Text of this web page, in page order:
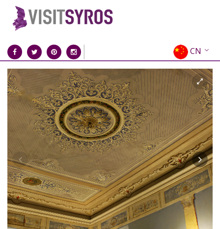
CN
EN
EL
FR
DE
IT
ES
RU